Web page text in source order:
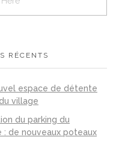
RÉCENTS
espace de détente
village
du parking du
: de nouveaux poteaux